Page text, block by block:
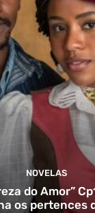
NOVELAS
do Amor”
os pertences